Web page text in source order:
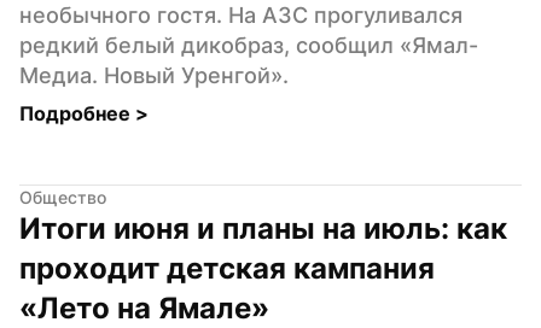
необычного гостя. На АЗС прогуливался
редкий белый дикобраз, сообщил «Ямал-
Медиа. Новый Уренгой».
Подробнее >
Общество
Итоги июня и планы на июль: как
проходит детская кампания
«Лето на Ямале»